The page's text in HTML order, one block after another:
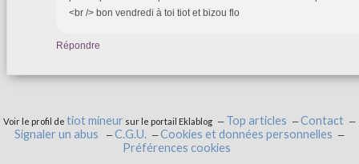
<br /> bon vendredi à toi tiot et bizou flo
Répondre
Voir le profil de tiot mineur sur le portail Eklablog Top articles
Contact
Signaler un abus
C.G.U.
Cookies et données personnelles
Préférences cookies